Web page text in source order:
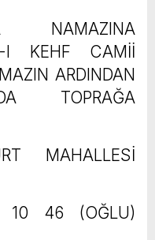
NAMAZINA
I KEHF CAMİİ
ARDINDAN
TOPRAĞA
MAHALLESİ
10 46 (OĞLU)